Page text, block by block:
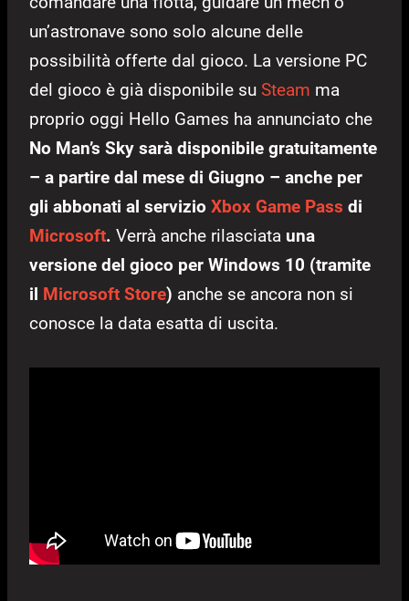
un’astronave sono solo alcune delle
possibilità offerte dal gioco. La versione PC
del gioco è già disponibile su Steam ma
proprio oggi Hello Games ha annunciato che
No Man’s Sky sarà disponibile gratuitamente
– a partire dal mese di Giugno – anche per
gli abbonati al servizio Xbox Game Pass di
Microsoft. Verrà anche rilasciata una
versione del gioco per Windows 10 (tramite
il Microsoft Store) anche se ancora non si
conosce la data esatta di uscita.